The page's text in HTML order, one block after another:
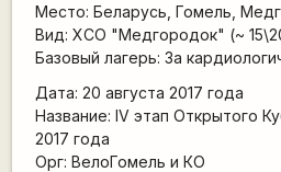
Место: Беларусь, Гомель,
Вид: ХСО "Медгородок" (~
Базовый лагерь: За
Дата: 20 августа 2017 года
Название: IV этап Открытого
2017 года
Орг: ВелоГомель и КО